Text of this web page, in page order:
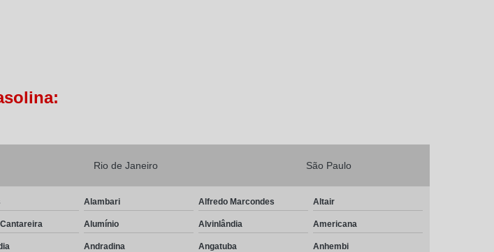
Rio de Janeiro São Paulo
Alambari Alfredo Marcondes Altair
Alumínio Alvinlândia Americana
Andradina Angatuba Anhembi